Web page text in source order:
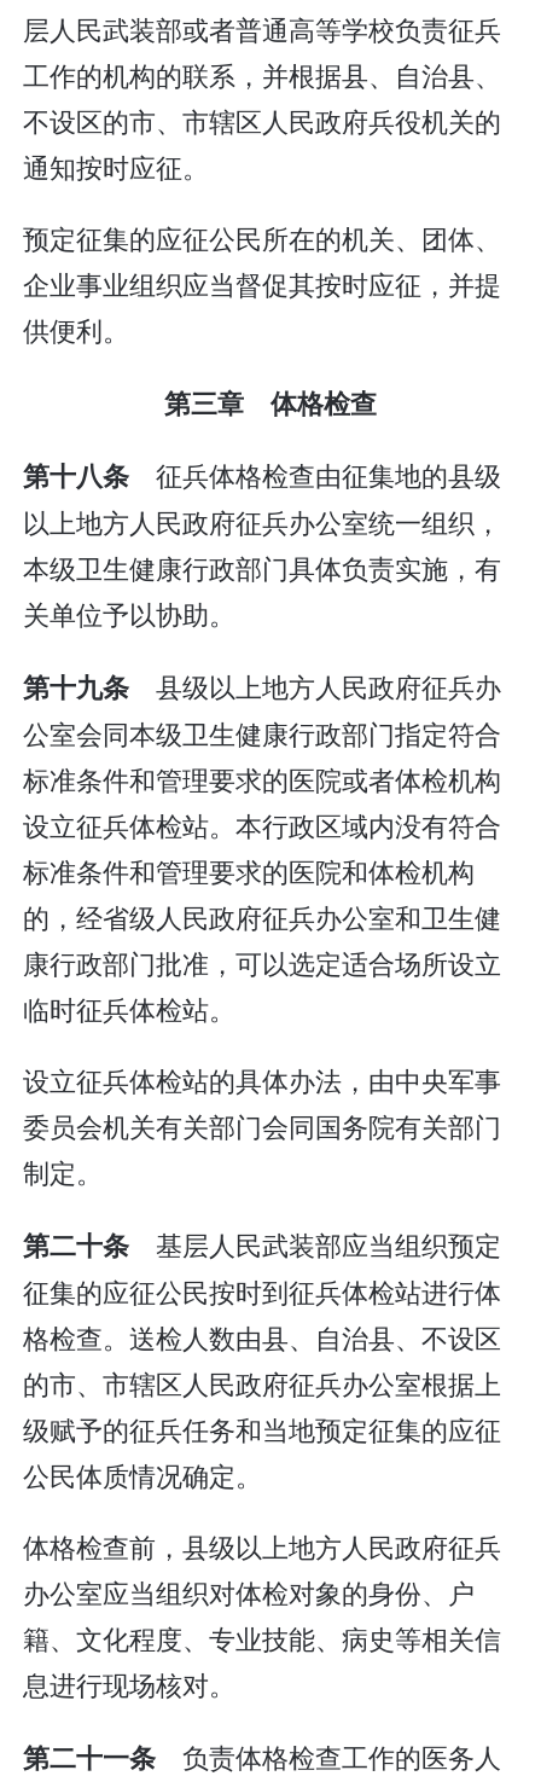
层人民武装部或者普通高等学校负责征兵
工作的机构的联系，并根据县、自治县、
不设区的市、市辖区人民政府兵役机关的
通知按时应征。
预定征集的应征公民所在的机关、团体、
企业事业组织应当督促其按时应征，并提
供便利。
第三章 体格检查
第十八条 征兵体格检查由征集地的县级
以上地方人民政府征兵办公室统一组织，
本级卫生健康行政部门具体负责实施，有
关单位予以协助。
第十九条 县级以上地方人民政府征兵办
公室会同本级卫生健康行政部门指定符合
标准条件和管理要求的医院或者体检机构
设立征兵体检站。本行政区域内没有符合
标准条件和管理要求的医院和体检机构
的，经省级人民政府征兵办公室和卫生健
康行政部门批准，可以选定适合场所设立
临时征兵体检站。
设立征兵体检站的具体办法，由中央军事
委员会机关有关部门会同国务院有关部门
制定。
第二十条 基层人民武装部应当组织预定
征集的应征公民按时到征兵体检站进行体
格检查。送检人数由县、自治县、不设区
的市、市辖区人民政府征兵办公室根据上
级赋予的征兵任务和当地预定征集的应征
公民体质情况确定。
体格检查前，县级以上地方人民政府征兵
办公室应当组织对体检对象的身份、户
籍、文化程度、专业技能、病史等相关信
息进行现场核对。
第二十一条 负责体格检查工作的医务人